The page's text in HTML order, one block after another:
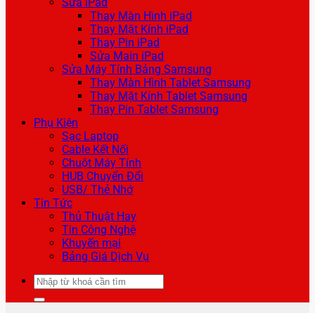
Thay Màn Hình iPad
Thay Mặt Kính iPad
Thay Pin iPad
Sửa Main iPad
Sửa Máy Tính Bảng Samsung
Thay Màn Hình Tablet Samsung
Thay Mặt Kính Tablet Samsung
Thay Pin Tablet Samsung
Phụ Kiện
Sạc Laptop
Cable Kết Nối
Chuột Máy Tính
HUB Chuyển Đổi
USB/ Thẻ Nhớ
Tin Tức
Thủ Thuật Hay
Tin Công Nghệ
Khuyến mại
Bảng Giá Dịch Vụ
Tìm
kiếm: